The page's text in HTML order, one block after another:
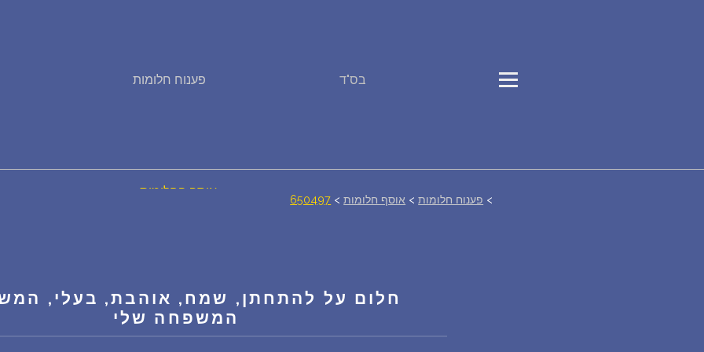
פענוח חלומות בס"ד
אוסף החלומות
רכישת אוצר החלומות$
> פענוח חלומות > אוסף חלומות >
650497
חלום על להתחתן, שמח, אוהבת, בעלי,
המשפחה שלי